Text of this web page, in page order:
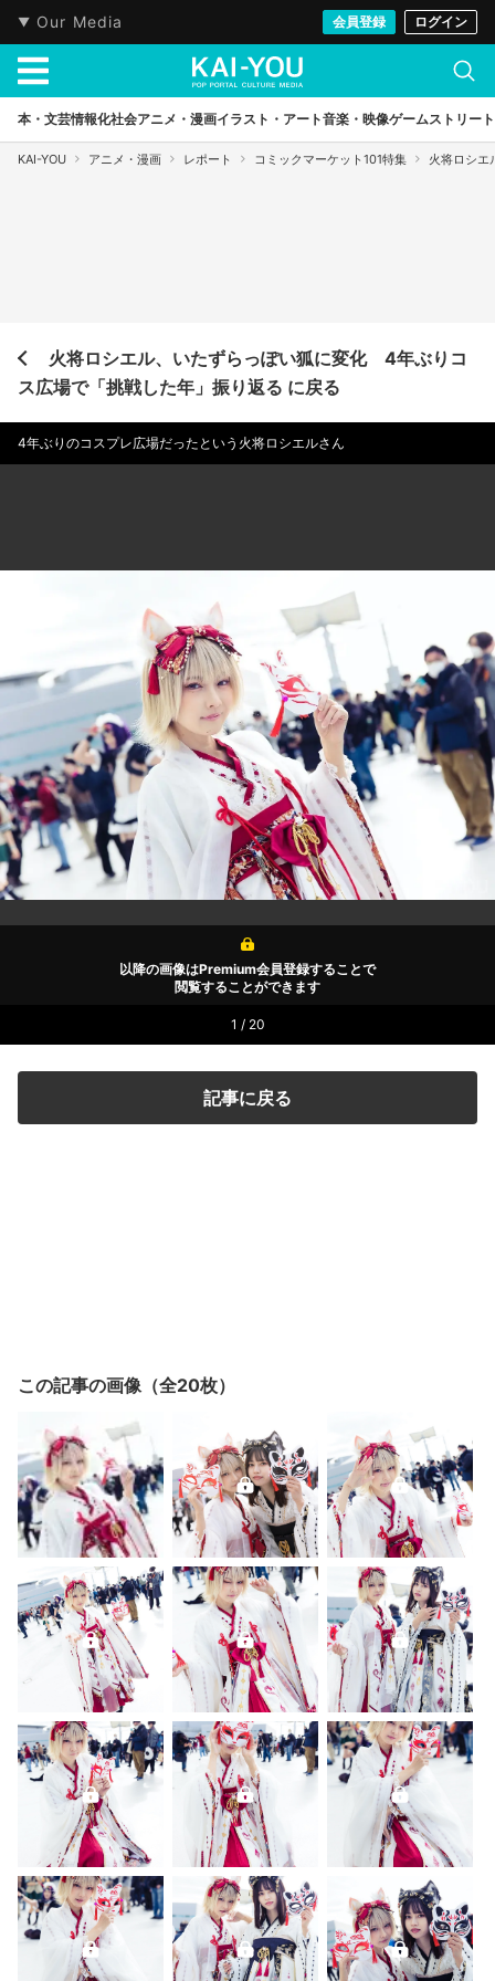
Our Media 会員登録 ログイン
本・文芸情報化社会アニメ・漫画イラスト・アート音楽・映像ゲームストリート
KAI-YOU アニメ・漫画 レポート コミックマーケット101特集 火将ロシ
火将ロシエル、いたずらっぽい狐に変化 4年ぶりコ
ス広場で「挑戦した年」振り返る に戻る
4年ぶりのコスプレ広場だったという火将ロシエルさん
以降の画像はPremium会員登録することで
閲覧することができます
1 / 20
記事に戻る
この記事の画像（全20枚）